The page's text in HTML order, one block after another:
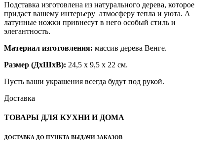
Подставка изготовлена из натурального дерева, которое
придаст вашему интерьеру атмосферу тепла и уюта. А
латунные ножки привнесут в него особый стиль и
элегантность.
Материал изготовления: массив дерева Венге.
Размер (ДхШхВ): 24,5 х 9,5 х 22 см.
Пусть ваши украшения всегда будут под рукой.
Доставка
ТОВАРЫ ДЛЯ КУХНИ И ДОМА
ДОСТАВКА ДО ПУНКТА ВЫДАЧИ ЗАКАЗОВ